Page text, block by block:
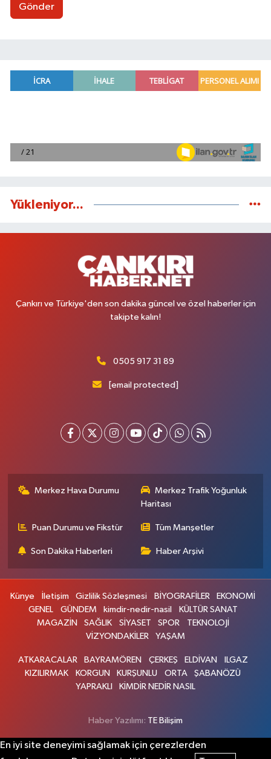
Gönder
Yükleniyor...
Çankırı ve Türkiye'den son dakika güncel ve özel haberler için
takipte kalın!
0505 917 31 89
[email protected]
Merkez Hava Durumu
Merkez Trafik Yoğunluk
Haritası
Puan Durumu ve Fikstür Tüm Manşetler
Son Dakika Haberleri Haber Arşivi
Künye İletişim Gizlilik Sözleşmesi BİYOGRAFİLER
EKONOMİ
GENEL
GÜNDEM kimdir-nedir-nasil
KÜLTÜR SANAT
MAGAZİN
SAĞLIK SİYASET SPOR
TEKNOLOJİ
VİZYONDAKİLER
YAŞAM
ATKARACALAR BAYRAMÖREN ÇERKEŞ ELDİVAN
ILGAZ
KIZILIRMAK
KORGUN KURŞUNLU ORTA
ŞABANÖZÜ
YAPRAKLI
KİMDİR NEDİR NASIL
Haber Yazılımı: TE Bilişim
En iyi site deneyimi sağlamak için çerezlerden